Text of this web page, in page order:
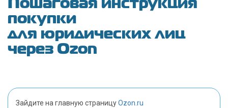
Пошаговая инструкция
покупки
для юридических лиц
через Ozon
Зайдите на главную страницуOzon.ru